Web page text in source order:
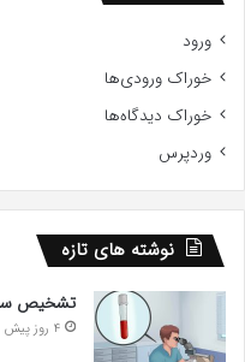
ورود
خوراک ورودی‌ها
خوراک دیدگاه‌ها
وردپرس
نوشته های تازه
تشخیص
4 روز پیش